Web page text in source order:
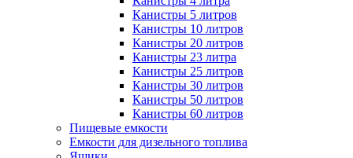
Канистры 5 литров
Канистры 10 литров
Канистры 20 литров
Канистры 23 литра
Канистры 25 литров
Канистры 30 литров
Канистры 50 литров
Канистры 60 литров
Пищевые емкости
Емкости для дизельного топлива